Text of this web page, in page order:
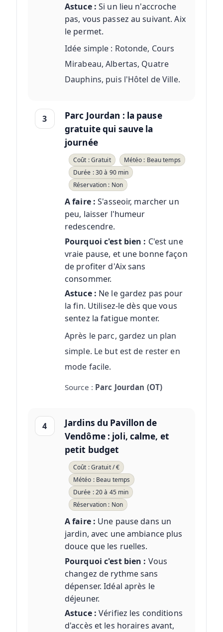
Astuce : Si un lieu n'accroche
pas, vous passez au suivant. Aix
le permet.
Idée simple : Rotonde, Cours
Mirabeau, Albertas, Quatre
Dauphins, puis l'Hôtel de Ville.
3
Parc Jourdan : la pause
gratuite qui sauve la
journée
Coût : Gratuit
Météo : Beau temps
Durée : 30 à 90 min
Réservation : Non
A faire : S'asseoir, marcher un
peu, laisser l'humeur
redescendre.
Pourquoi c'est bien : C'est une
vraie pause, et une bonne façon
de profiter d'Aix sans
consommer.
Astuce : Ne le gardez pas pour
la fin. Utilisez-le dès que vous
sentez la fatigue monter.
Après le parc, gardez un plan
simple. Le but est de rester en
mode facile.
Source : Parc Jourdan (OT)
4
Jardins du Pavillon de
Vendôme : joli, calme, et
petit budget
Coût : Gratuit / €
Météo : Beau temps
Durée : 20 à 45 min
Réservation : Non
A faire : Une pause dans un
jardin, avec une ambiance plus
douce que les ruelles.
Pourquoi c'est bien : Vous
changez de rythme sans
dépenser. Idéal après le
déjeuner.
Astuce : Vérifiez les conditions
d'accès et les horaires avant,